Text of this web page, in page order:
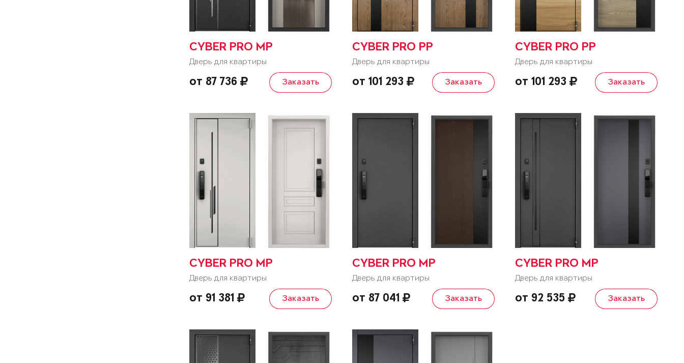
CYBER PRO MP
Дверь для квартиры
от 87 736 Заказать
CYBER PRO PP
Дверь для квартиры
от 101 293 Заказать
CYBER PRO PP
Дверь для квартиры
от 101 293 Заказать
CYBER PRO MP
Дверь для квартиры
от 91 381 Заказать
CYBER PRO MP
Дверь для квартиры
от 87 041 Заказать
CYBER PRO MP
Дверь для квартиры
от 92 535 Заказать